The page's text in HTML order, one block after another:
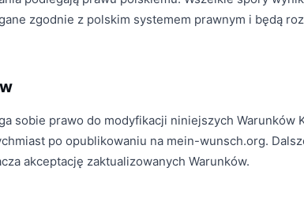
zgodnie z polskim systemem prawnym i będą
sobie prawo do modyfikacji niniejszych Warunków
po opublikowaniu na mein-wunsch.org.
akceptację zaktualizowanych Warunków.